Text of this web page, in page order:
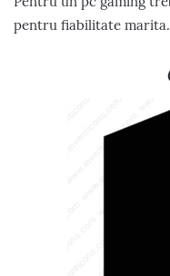
pentru fiabilitate marita.